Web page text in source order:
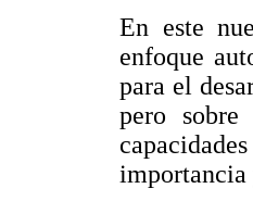
En este
enfoque
para el
pero sobre